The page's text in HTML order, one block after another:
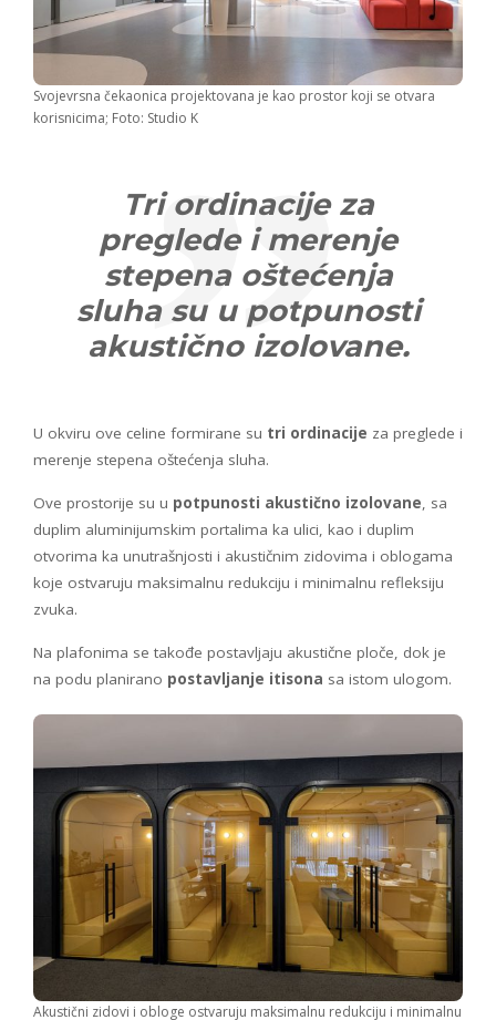
Svojevrsna čekaonica projektovana je kao prostor koji se otvara
korisnicima; Foto: Studio K
Tri ordinacije za
preglede i merenje
stepena oštećenja
sluha su u potpunosti
akustično izolovane.
U okviru ove celine formirane su tri ordinacije za preglede i
merenje stepena oštećenja sluha.
Ove prostorije su u potpunosti akustično izolovane, sa
duplim aluminijumskim portalima ka ulici, kao i duplim
otvorima ka unutrašnjosti i akustičnim zidovima i oblogama
koje ostvaruju maksimalnu redukciju i minimalnu refleksiju
zvuka.
Na plafonima se takođe postavljaju akustične ploče, dok je
na podu planirano postavljanje itisona sa istom ulogom.
Akustični zidovi i obloge ostvaruju maksimalnu redukciju i minimalnu